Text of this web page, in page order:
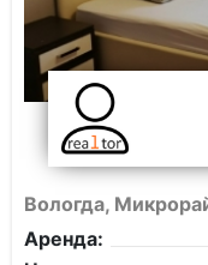
Вологда,
Аренда: